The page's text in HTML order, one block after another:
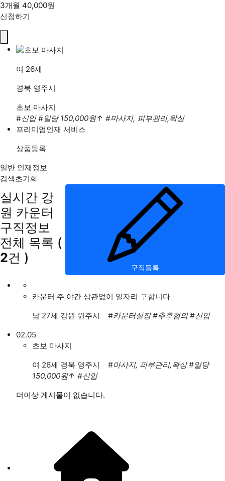
3개월 40,000원
신청하기
여 26세
경북 영주시
초보 마사지
#신입 #일당 150,000원↑ #마사지, 피부관리,왁싱
프리미엄인재 서비스
상품등록
일반 인재정보
검색초기화
실시간 강
원 카운터
구직정보
전체 목록 (
2건 )
구직등록
카운터 주 야간 상관없이 일자리 구합니다
남 27세 강원 원주시 #카운터실장 #추후협의 #신입
02.05
초보 마사지
여 26세 경북 영주시 #마사지, 피부관리,왁싱 #일당
150,000원↑ #신입
더이상 게시물이 없습니다.